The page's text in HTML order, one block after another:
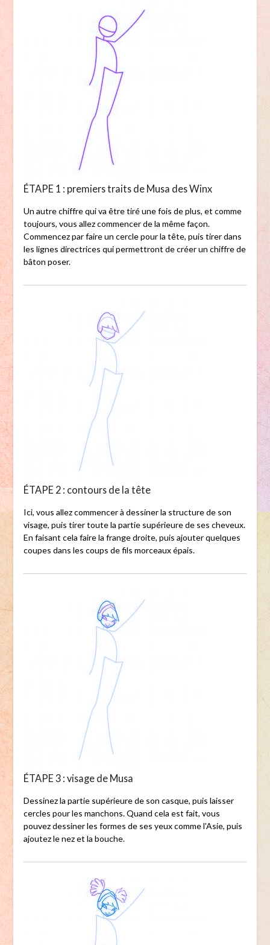
ÉTAPE 1 : premiers traits de Musa des Winx
Un autre chiffre qui va être tiré une fois de plus, et comme
toujours, vous allez commencer de la même façon.
Commencez par faire un cercle pour la tête, puis tirer dans
les lignes directrices qui permettront de créer un chiffre de
bâton poser.
ÉTAPE 2 : contours de la tête
Ici, vous allez commencer à dessiner la structure de son
visage, puis tirer toute la partie supérieure de ses cheveux.
En faisant cela faire la frange droite, puis ajouter quelques
coupes dans les coups de fils morceaux épais.
ÉTAPE 3 : visage de Musa
Dessinez la partie supérieure de son casque, puis laisser
cercles pour les manchons. Quand cela est fait, vous
pouvez dessiner les formes de ses yeux comme l'Asie, puis
ajoutez le nez et la bouche.